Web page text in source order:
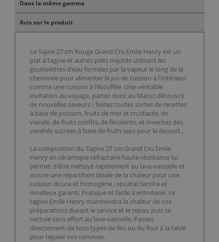
Dans la même gamme
Avis sur le produit
Le Tajine 27 cm Rouge Grand Cru Emile Henry est un
plat à tagine et autres plats mijotés utilisant les
gouttelettes d'eau formées par la vapeur le long de la
cheminée pour alimenter le jus de cuisson à l'intérieur,
comme une cuisson à l'étouffée. Une véritable
invitation au voyage, partez donc au Maroc découvrir
de nouvelles saveurs ! Testez toutes sortes de recettes
à base de poisson, fruits de mer et crustacés, de
viande, de fruits confits, de féculents, et inventez des
variétés sucrées à base de fruits secs pour le dessert...
La composition du Tagine 27 cm Grand Cru Emile
Henry en céramique réfractaire haute résistance lui
permet d'être nettoyé rapidement au lave-vaisselle et
assure une répartition idéale de la chaleur pour une
cuisson douce et homogène ; résultat tendre et
moelleux garanti. Pratique et facile à entretenir, ce
tagine Emile Henry maintiendra la chaleur de vos
préparations durant le service et le repas, puis se
nettoie sans effort au lave-vaisselle. Passez
directement de tous types de feu ou du four à la table
pour régaler vos convives.